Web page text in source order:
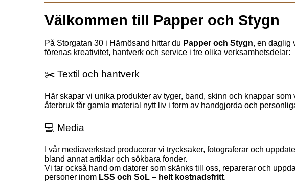
Välkommen till Papper och Stygn
På Storgatan 30 i Härnösand hittar du Papper och Stygn, en daglig
förenas kreativitet, hantverk och service i tre olika verksamhetsdelar:
✂️ Textil och hantverk
Här skapar vi unika produkter av tyger, band, skinn och knappar
återbruk får gamla material nytt liv i form av handgjorda och
💻 Media
I vår mediaverkstad producerar vi trycksaker, fotograferar och
bland annat artiklar och sökbara fonder.
Vi tar också hand om datorer som skänks till oss, reparerar och
personer inom LSS och SoL – helt kostnadsfritt.